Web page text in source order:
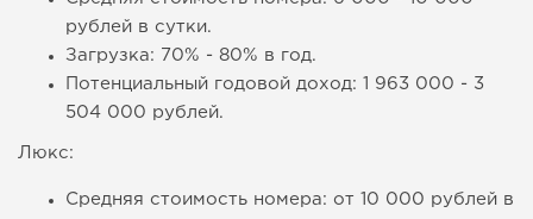
рублей в сутки.
Загрузка: 70% - 80% в год.
Потенциальный годовой доход: 1 963 000 - 3
504 000 рублей.
Люкс:
Средняя стоимость номера: от 10 000 рублей в